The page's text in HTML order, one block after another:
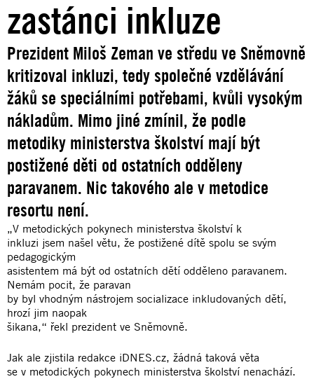
zastánci inkluze
Prezident Miloš Zeman ve středu ve Sněmovně
kritizoval inkluzi, tedy společné vzdělávání
žáků se speciálními potřebami, kvůli vysokým
nákladům. Mimo jiné zmínil, že podle
metodiky ministerstva školství mají být
postižené děti od ostatních odděleny
paravanem. Nic takového ale v metodice
resortu není.
„V metodických pokynech ministerstva školství k
inkluzi jsem našel větu, že postižené dítě spolu se svým
pedagogickým
asistentem má být od ostatních dětí odděleno paravanem.
Nemám pocit, že paravan
by byl vhodným nástrojem socializace inkludovaných dětí,
hrozí jim naopak
šikana,“ řekl prezident ve Sněmovně.
Jak ale zjistila redakce iDNES.cz, žádná taková věta
se v metodických pokynech ministerstva školství nenachází.